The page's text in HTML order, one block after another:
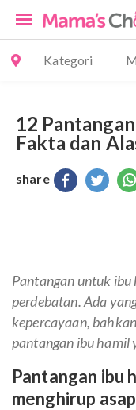
Kategori
12
Fakta dan
share
Pantangan untuk
perdebatan. Ada
kepercayaan,
pantangan ibu hamil
Pantangan ibu
menghirup